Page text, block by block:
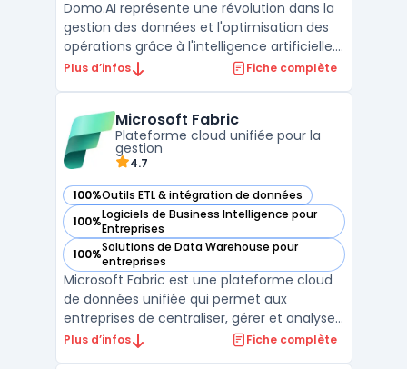
Domo.AI représente une révolution dans la
gestion des données et l'optimisation des
opérations grâce à l'intelligence artificielle.
Cette plateforme avancée permet aux
opérationnelle et de prendre des décisions
stratégiques ...
Plus d’infos Fiche complète
Microsoft Fabric
Plateforme cloud unifiée pour la
gestion
4.7
100%Outils ETL & intégration de données
— voir Microsoft Fabric dans cette catégorie
100%Logiciels de Business Intelligence pour
Entreprises
— voir Microsoft Fabric dans cette catégorie
100%Solutions de Data Warehouse pour
entreprises
— voir Microsoft Fabric dans cette catégorie
Microsoft Fabric est une plateforme cloud
de données unifiée qui permet aux
entreprises de centraliser, gérer et analyser
leurs données dans un environnement
Plus d’infos Fiche complète